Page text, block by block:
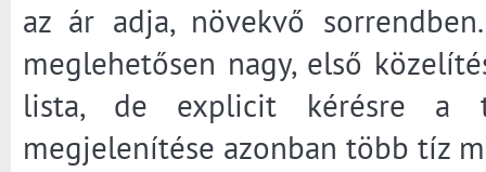
az ár adja, növekvő
meglehetősen nagy, első
lista, de explicit kérésre a
megjelenítése azonban több tíz